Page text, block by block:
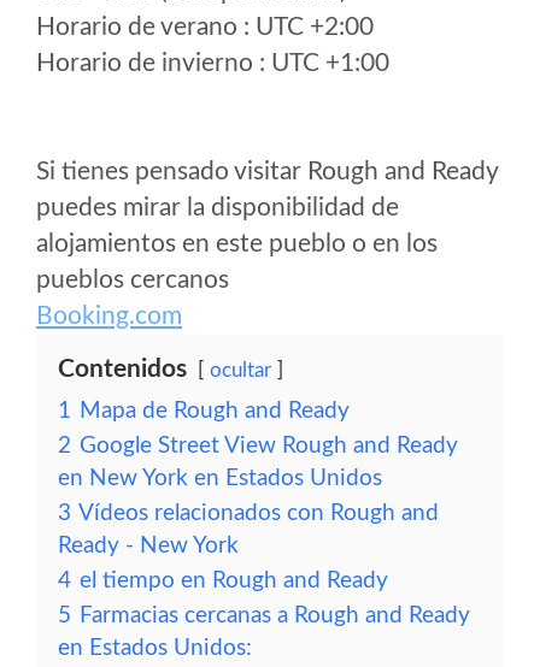
Horario de verano : UTC +2:00
Horario de invierno : UTC +1:00
Si tienes pensado visitar Rough and Ready
puedes mirar la disponibilidad de
alojamientos en este pueblo o en los
pueblos cercanos
Booking.com
Contenidos ocultar
1 Mapa de Rough and Ready
2 Google Street View Rough and Ready
en New York en Estados Unidos
3 Vídeos relacionados con Rough and
Ready - New York
4 el tiempo en Rough and Ready
5 Farmacias cercanas a Rough and Ready
en Estados Unidos: